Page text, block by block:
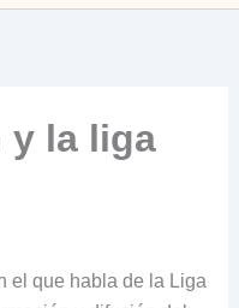
y la liga
el que habla de la Liga